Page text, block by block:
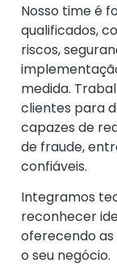
Nosso time é
qualificados,
riscos,
medida.
clientes para
capazes de
de fraude,
confiáveis.
Integramos
reconhecer
oferecendo
o seu negócio.